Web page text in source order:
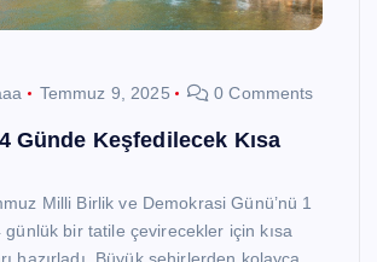
Temmuz 9, 2025 0 Comments
Günde Keşfedilecek Kısa
Milli Birlik ve Demokrasi Günü’nü 1
bir tatile çevirecekler için kısa